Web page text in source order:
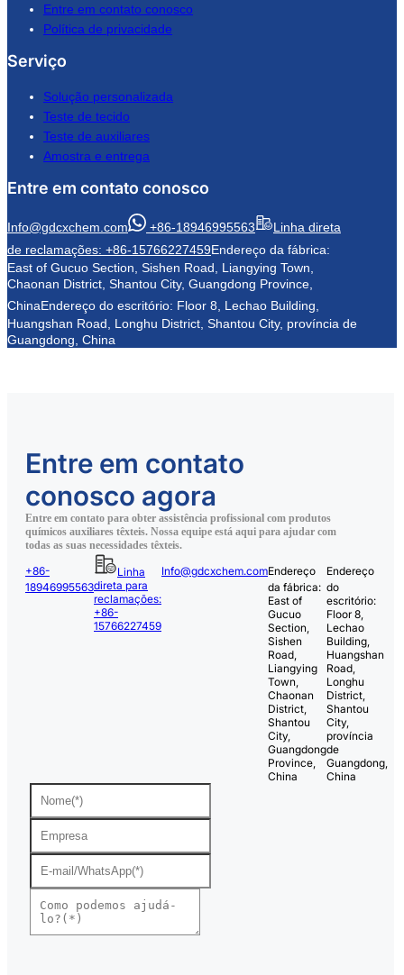
Entre em contato conosco
Política de privacidade
Serviço
Solução personalizada
Teste de tecido
Teste de auxiliares
Amostra e entrega
Entre em contato conosco
Info@gdcxchem.com +86-18946995563
Linha direta
de reclamações: +86-15766227459Endereço da fábrica:
East of Gucuo Section, Sishen Road, Liangying Town,
Chaonan District, Shantou City, Guangdong Province,
ChinaEndereço do escritório: Floor 8, Lechao Building,
Huangshan Road, Longhu District, Shantou City, província de
Guangdong, China
Entre em contato
conosco agora
Entre em contato para obter assistência profissional com produtos
químicos auxiliares têxteis. Nossa equipe está aqui para ajudar com
todas as suas necessidades têxteis.
+86-
18946995563
Linha
direta para
reclamações:
+86-
15766227459
Info@gdcxchem.comEndereço
da fábrica:
East of
Gucuo
Section,
Sishen
Road,
Liangying
Town,
Chaonan
District,
Shantou
City,
Guangdong
Province,
China
Endereço
do
escritório:
Floor 8,
Lechao
Building,
Huangshan
Road,
Longhu
District,
Shantou
City,
província
de
Guangdong,
China